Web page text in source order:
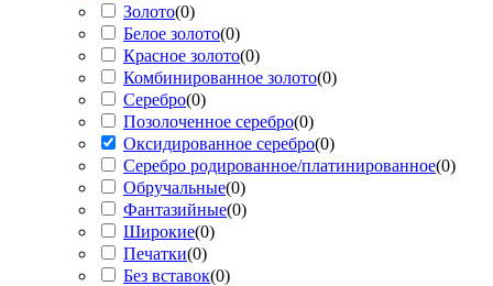
Золото(0)
Белое золото(0)
Красное золото(0)
Комбинированное золото(0)
Серебро(0)
Позолоченное серебро(0)
Оксидированное серебро(0)
Серебро родированное/платинированное(0)
Обручальные(0)
Фантазийные(0)
Широкие(0)
Печатки(0)
Без вставок(0)